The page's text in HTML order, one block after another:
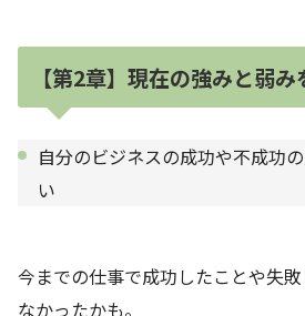
【第2章】現在の強みと弱み
自分のビジネスの成功や不成功
い
今までの仕事で成功したことや失
なかったかも。